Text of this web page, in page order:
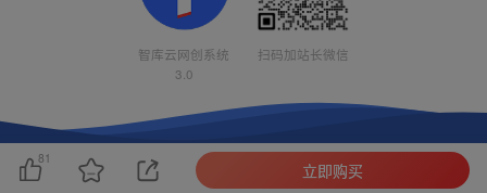
智库云网创系统
3.0
扫码加站长微信
81
立即购买